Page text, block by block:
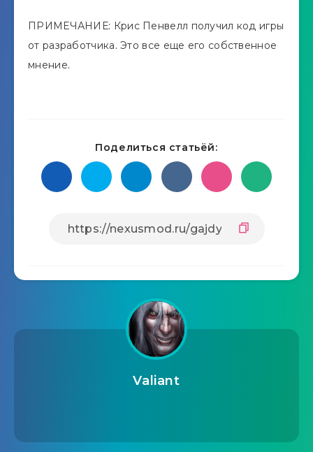
ПРИМЕЧАНИЕ: Крис Пенвелл получил код игры
от разработчика. Это все еще его собственное
мнение.
Поделиться статьёй:
Valiant